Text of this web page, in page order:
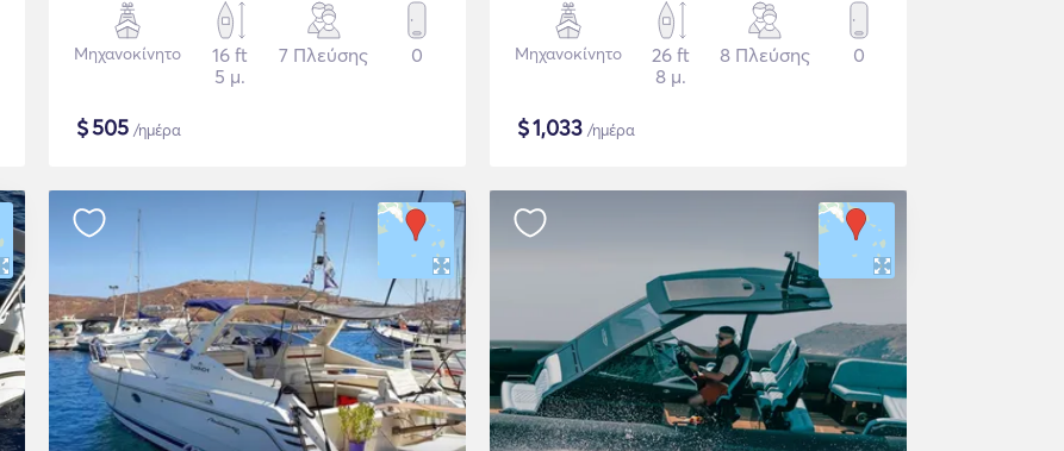
Μηχανοκίνητο
16 ft
5 μ.
7 Πλεύσης 0
$505 /ημέρα
Μηχανοκίνητο
26 ft
8 μ.
8 Πλεύσης 0
$1,033 /ημέρα